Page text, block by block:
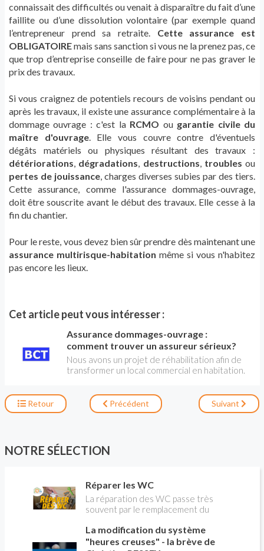
connaissait des difficultés ou venait à disparaître du fait d’une
faillite ou d’une dissolution volontaire (par exemple quand
l’entrepreneur prend sa retraite. Cette assurance est
OBLIGATOIREmais sans sanction si vous ne la prenez pas, ce
que trop d’entreprise conseille de faire pour ne pas graver le
prix des travaux.
Si vous craignez de potentiels recours de voisins pendant ou
après les travaux, il existe une assurance complémentaire à la
dommage ouvrage : c'est la RCMO ou garantie civile du
maître d'ouvrage. Elle vous couvre contre d'éventuels
dégâts matériels ou physiques résultant des travaux :
détériorations dégradations destructions troubles ou
pertes de jouissance , charges diverses subies par des tiers.
Cette assurance, comme l'assurance dommages-ouvrage,
doit être souscrite avant le début des travaux. Elle cesse à la
fin du chantier.
Pour le reste, vous devez bien sûr prendre dès maintenant une
assurance multirisque-habitation même si vous n'habitez
pas encore les lieux.
Cet article peut vous intéresser :
Assurance dommages-ouvrage :
comment trouver un assureur sérieux?
Nous avons un projet de réhabilitation afin de
transformer un local commercial en habitation.
ouvrage. C'est un vrai casse tête et comment
être sûr que nous avons affaire à une
Retour Précédent Suivant
NOTRE SÉLECTION
Réparer les WC
La réparation des WC passe très
souvent par le remplacement du
expliquer
La modification du système
"heures creuses" - la brève de